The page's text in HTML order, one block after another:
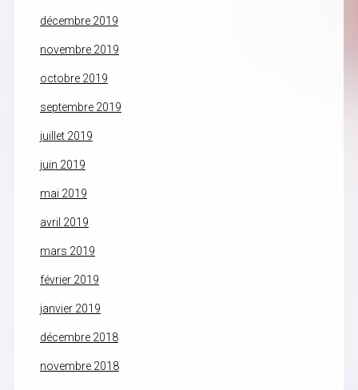
décembre 2019
novembre 2019
octobre 2019
septembre 2019
juillet 2019
juin 2019
mai 2019
avril 2019
mars 2019
février 2019
janvier 2019
décembre 2018
novembre 2018